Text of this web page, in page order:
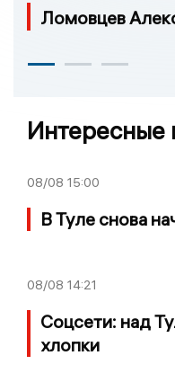
Ломовцев
Интересные
08/08 15:00
В Туле снова
08/08 14:21
Соцсети: над
хлопки